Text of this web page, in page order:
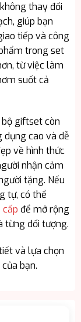
thay đổi
giúp bạn
tiếp và công
trong set
từ việc làm
suốt cả
bộ giftset còn
cao và dễ
về hình thức
nhận cảm
tặng. Nếu
tự, có thể
cấp để mở rộng
từng đối tượng.
và lựa chọn
bạn.